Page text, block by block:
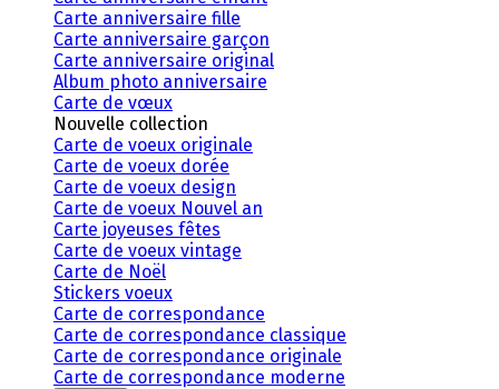
Carte anniversaire fille
Carte anniversaire garçon
Carte anniversaire original
Album photo anniversaire
Carte de vœux
Nouvelle collection
Carte de voeux originale
Carte de voeux dorée
Carte de voeux design
Carte de voeux Nouvel an
Carte joyeuses fêtes
Carte de voeux vintage
Carte de Noël
Stickers voeux
Carte de correspondance
Carte de correspondance classique
Carte de correspondance originale
Carte de correspondance moderne